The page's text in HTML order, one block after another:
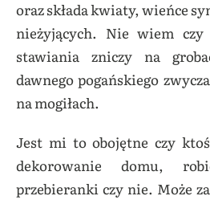
oraz składa kwiaty, wieńce
nieżyjących. Nie wiem czy
stawiania zniczy na
dawnego pogańskiego
na mogiłach.
Jest mi to obojętne czy
dekorowanie domu,
przebieranki czy nie. Może